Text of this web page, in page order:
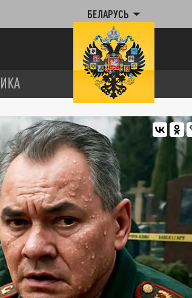
БЕЛАРУСЬ